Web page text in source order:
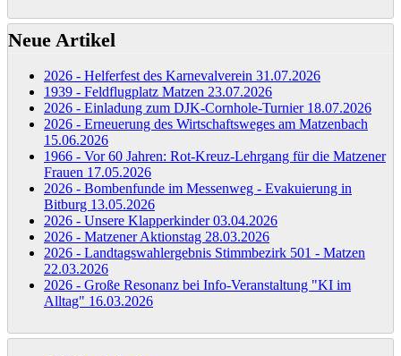
Neue Artikel
2026 - Helferfest des Karnevalverein 31.07.2026
1939 - Feldflugplatz Matzen 23.07.2026
2026 - Einladung zum DJK-Cornhole-Turnier 18.07.2026
2026 - Erneuerung des Wirtschaftsweges am Matzenbach
15.06.2026
1966 - Vor 60 Jahren: Rot-Kreuz-Lehrgang für die Matzener
Frauen 17.05.2026
2026 - Bombenfunde im Messenweg - Evakuierung in
Bitburg 13.05.2026
2026 - Unsere Klapperkinder03.04.2026
2026 - Matzener Aktionstag 28.03.2026
2026 - Landtagswahlergebnis Stimmbezirk 501 - Matzen
22.03.2026
2026 - Große Resonanz bei Info-Veranstaltung "KI im
Alltag" 16.03.2026